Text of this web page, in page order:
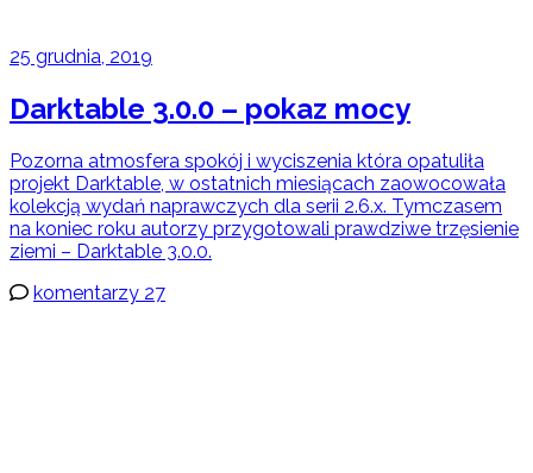
25 grudnia, 2019
Darktable 3.0.0 – pokaz mocy
Pozorna atmosfera spokój i wyciszenia która opatuliła
projekt Darktable, w ostatnich miesiącach zaowocowała
kolekcją wydań naprawczych dla serii 2.6.x. Tymczasem
na koniec roku autorzy przygotowali prawdziwe trzęsienie
ziemi – Darktable 3.0.0.
komentarzy 27